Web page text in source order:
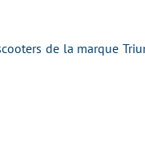
de la marque